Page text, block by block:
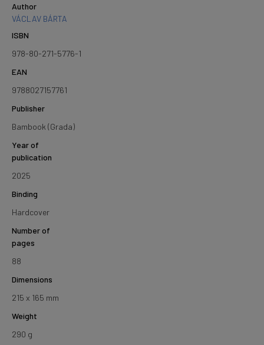
Author
VÁCLAV BÁRTA
ISBN
978-80-271-5776-1
EAN
9788027157761
Publisher
Bambook (Grada)
Year of
publication
2025
Binding
Hardcover
Number of
pages
88
Dimensions
215 x 165 mm
Weight
290 g